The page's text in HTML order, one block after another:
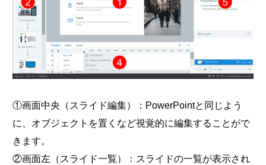
①画面中央（スライド編集）：PowerPointと同じよう
に、オブジェクトを置くなど視覚的に編集することがで
きます。
②画面左（スライド一覧）：スライドの一覧が表示され